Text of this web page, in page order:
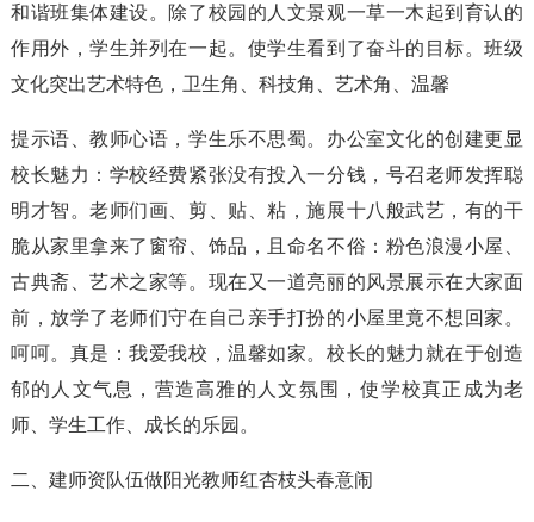
和谐班集体建设。除了校园的人文景观一草一木起到育认的
作用外，学生并列在一起。使学生看到了奋斗的目标。班级
文化突出艺术特色，卫生角、科技角、艺术角、温馨
提示语、教师心语，学生乐不思蜀。办公室文化的创建更显
校长魅力：学校经费紧张没有投入一分钱，号召老师发挥聪
明才智。老师们画、剪、贴、粘，施展十八般武艺，有的干
脆从家里拿来了窗帘、饰品，且命名不俗：粉色浪漫小屋、
古典斋、艺术之家等。现在又一道亮丽的风景展示在大家面
前，放学了老师们守在自己亲手打扮的小屋里竟不想回家。
呵呵。真是：我爱我校，温馨如家。校长的魅力就在于创造
郁的人文气息，营造高雅的人文氛围，使学校真正成为老
师、学生工作、成长的乐园。
二、建师资队伍做阳光教师红杏枝头春意闹